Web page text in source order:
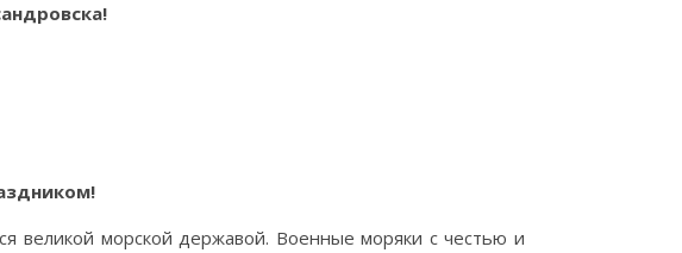
великой морской державой. Военные моряки с честью и